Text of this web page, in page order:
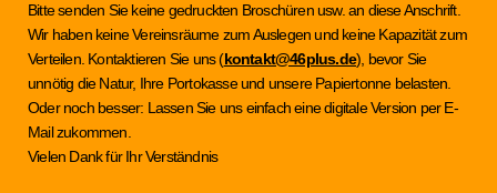
Bitte senden Sie keine gedruckten Broschüren usw. an diese Anschrift.
Wir haben keine Vereinsräume zum Auslegen und keine Kapazität zum
Verteilen. Kontaktieren Sie uns (kontakt@46plus.de), bevor Sie
unnötig die Natur, Ihre Portokasse und unsere Papiertonne belasten.
Oder noch besser: Lassen Sie uns einfach eine digitale Version per E-
Mail zukommen.
Vielen Dank für Ihr Verständnis